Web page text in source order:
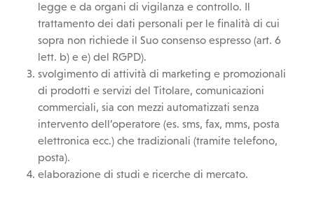
legge e da organi di vigilanza e controllo. Il
trattamento dei dati personali per le finalità di cui
sopra non richiede il Suo consenso espresso (art. 6
lett. b) e e) del RGPD).
svolgimento di attività di marketing e promozionali
di prodotti e servizi del Titolare, comunicazioni
commerciali, sia con mezzi automatizzati senza
intervento dell’operatore (es. sms, fax, mms, posta
elettronica ecc.) che tradizionali (tramite telefono,
posta).
elaborazione di studi e ricerche di mercato.